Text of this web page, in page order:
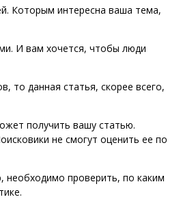
Которым интересна ваша тема,
И вам хочется, чтобы люди
то данная статья, скорее всего,
получить вашу статью.
не смогут оценить ее по
проверить, по каким